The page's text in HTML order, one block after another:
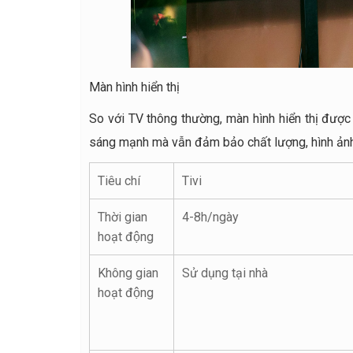
Màn hình hiển thị
So với TV thông thường, màn hình hiển thị
sáng mạnh mà vẫn đảm bảo chất lượng, hình
Tiêu chí Tivi
Thời gian
hoạt động
4-8h/ngày
Không gian
hoạt động
Sử dụng tại nhà